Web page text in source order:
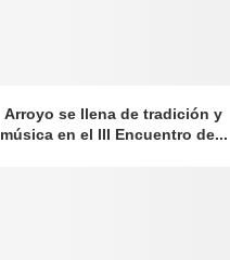
Arroyo se llena de tradición y
música en el III Encuentro de...